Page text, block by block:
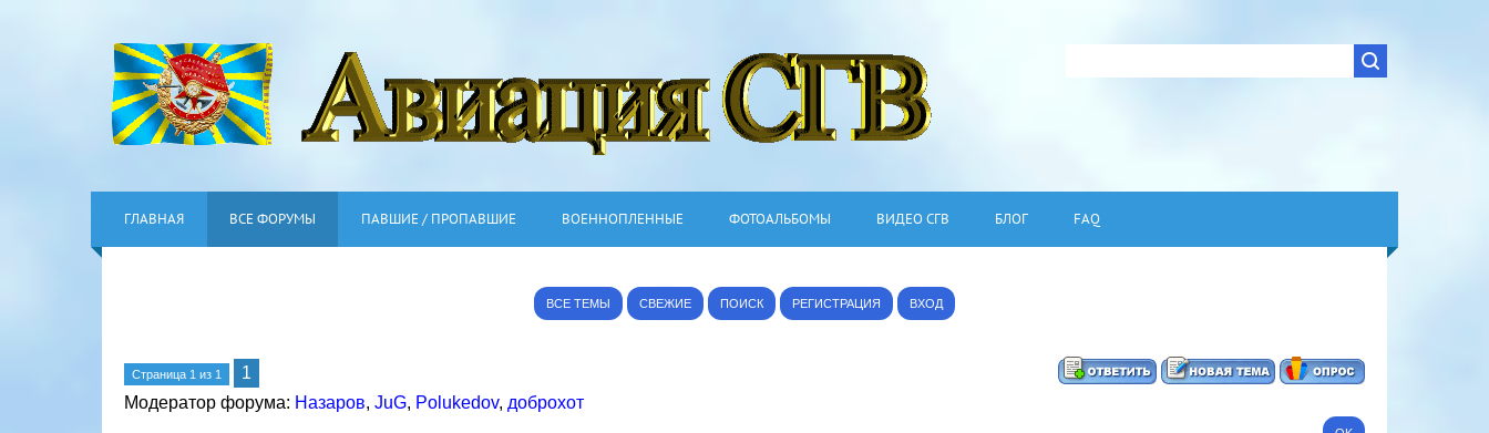
ГЛАВНАЯ ВСЕ ФОРУМЫ ПАВШИЕ / ПРОПАВШИЕ ВОЕННОПЛЕННЫЕ ФОТОАЛЬБОМЫ ВИДЕО СГВ БЛОГ FAQ
ВСЕ ТЕМЫ СВЕЖИЕ ПОИСК РЕГИСТРАЦИЯ ВХОД
Страница 1 из 1
1
Модератор форума: Назаров, JuG, Polukedov, доброхот